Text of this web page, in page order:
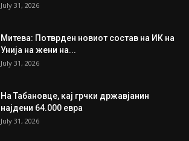
July 31, 2026
Митева: Потврден новиот состав на ИК на
Унија на жени на...
July 31, 2026
На Табановце, кај грчки државјанин
најдени 64.000 евра
July 31, 2026